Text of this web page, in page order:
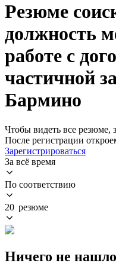
Резюме
должность
работе с
частичной
Бармино
Чтобы видеть все резюме,
После регистрации
Зарегистрироваться
За всё время
По соответствию
20 резюме
Ничего не